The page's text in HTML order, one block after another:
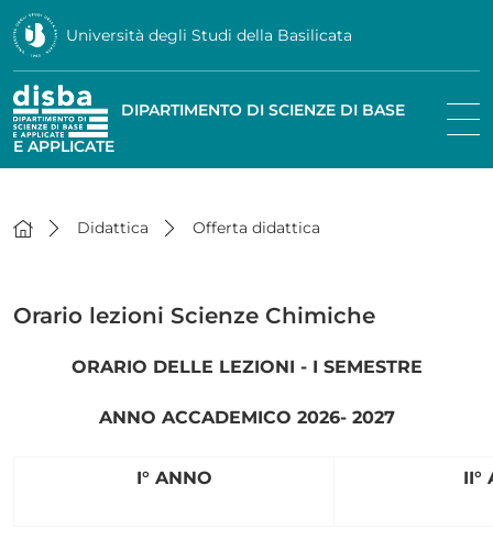
Università degli Studi della Basilicata
DIPARTIMENTO DI SCIENZE DI BASE
E APPLICATE
Didattica Offerta didattica
Orario lezioni Scienze Chimiche
ORARIO DELLE LEZIONI - I SEMESTRE
ANNO ACCADEMICO 2026- 2027
I° ANNO II°